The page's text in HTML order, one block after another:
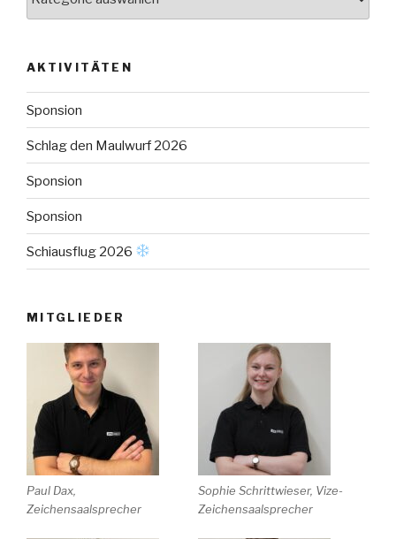
AKTIVITÄTEN
Sponsion
Schlag den Maulwurf 2026
Sponsion
Sponsion
Schiausflug 2026
MITGLIEDER
Paul Dax,
Zeichensaalsprecher
Sophie Schrittwieser, Vize-
Zeichensaalsprecher